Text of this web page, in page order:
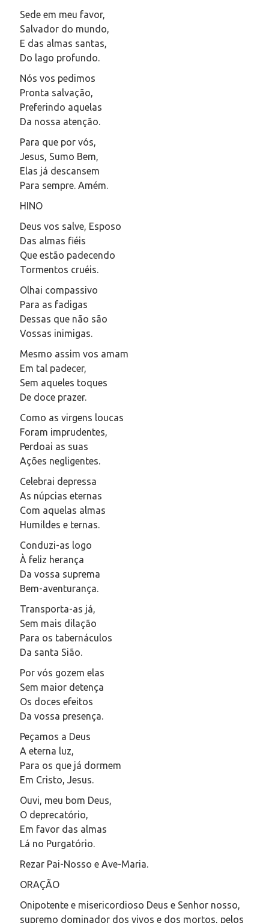
Sede em meu favor,
Salvador do mundo,
E das almas santas,
Do lago profundo.
Nós vos pedimos
Pronta salvação,
Preferindo aquelas
Da nossa atenção.
Para que por vós,
Jesus, Sumo Bem,
Elas já descansem
Para sempre. Amém.
HINO
Deus vos salve, Esposo
Das almas fiéis
Que estão padecendo
Tormentos cruéis.
Olhai compassivo
Para as fadigas
Dessas que não são
Vossas inimigas.
Mesmo assim vos amam
Em tal padecer,
Sem aqueles toques
De doce prazer.
Como as virgens loucas
Foram imprudentes,
Perdoai as suas
Ações negligentes.
Celebrai depressa
As núpcias eternas
Com aquelas almas
Humildes e ternas.
Conduzi-as logo
À feliz herança
Da vossa suprema
Bem-aventurança.
Transporta-as já,
Sem mais dilação
Para os tabernáculos
Da santa Sião.
Por vós gozem elas
Sem maior detença
Os doces efeitos
Da vossa presença.
Peçamos a Deus
A eterna luz,
Para os que já dormem
Em Cristo, Jesus.
Ouvi, meu bom Deus,
O deprecatório,
Em favor das almas
Lá no Purgatório.
Rezar Pai-Nosso e Ave-Maria.
ORAÇÃO
Onipotente e misericordioso Deus e Senhor nosso,
supremo dominador dos vivos e dos mortos, pelos